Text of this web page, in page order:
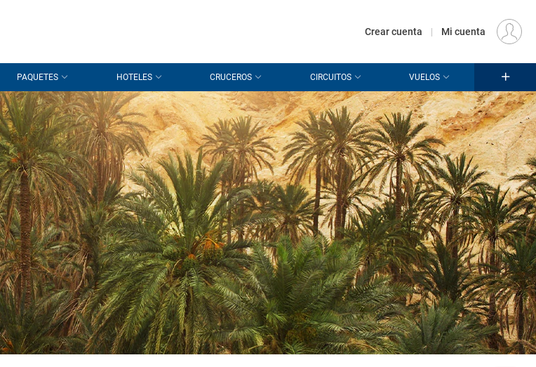
Crear cuenta | Mi cuenta
PAQUETES HOTELES CRUCEROS CIRCUITOS VUELOS